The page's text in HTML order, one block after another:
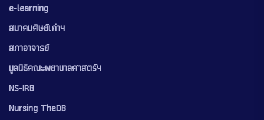
e-learning
สมาคมศิษย์เก่าฯ
สภาอาจารย์
มูลนิธิคณะพยาบาลศาสตร์ฯ
NS-IRB
Nursing TheDB